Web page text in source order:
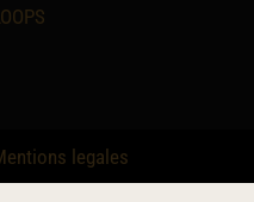
legales